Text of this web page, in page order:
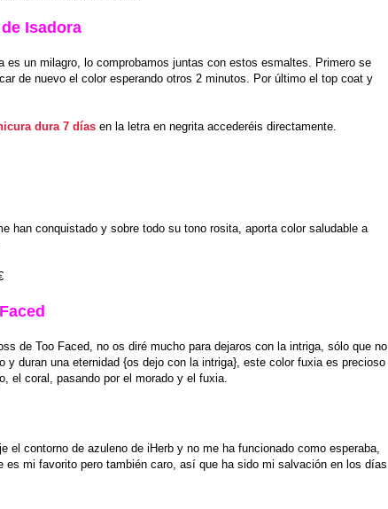
Isadora
es un milagro, lo comprobamos juntas con estos esmaltes. Primero se
de nuevo el color esperando otros 2 minutos. Por último el top coat y
dura 7 días en la letra en negrita accederéis directamente.
han conquistado y sobre todo su tono rosita, aporta color saludable a
de Too Faced, no os diré mucho para dejaros con la intriga, sólo que no
duran una eternidad {os dejo con la intriga}, este color fuxia es precioso
el coral, pasando por el morado y el fuxia.
el contorno de azuleno de iHerb y no me ha funcionado como esperaba,
es mi favorito pero también caro, así que ha sido mi salvación en los días